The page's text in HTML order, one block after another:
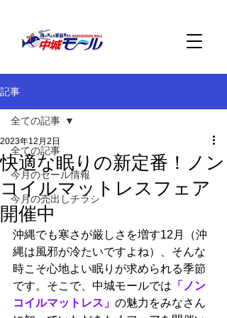
記事
全ての記事
今月のセール情報
今月の売出しチラシ
全ての記事
快適な眠りの新定番！ノン
コイルマットレスフェア
開催中
2023年12月2日
沖縄でも寒さが厳しさを増す12月（沖
縄は風邪が冷たいですよね）、そんな
時こそ心地よい眠りが求められる季節
です。そこで、中城モールでは 「ノン
コイルマットレス」 の魅力をみなさん